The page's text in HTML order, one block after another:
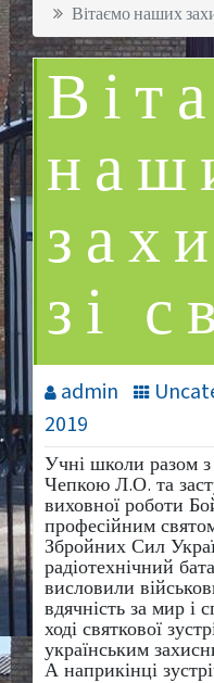
Вітаємо наших
зі
admin
2019
Учні школи разом
Чепкою Л.О. та
виховної роботи
професійним
Збройних Сил
радіотехнічний
висловили
вдячність за мир і
ході святкової
українським
А наприкінці